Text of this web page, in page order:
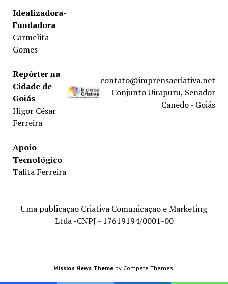
Idealizadora-
Fundadora
Carmelita
Gomes
Repórter na
Cidade de
Goiás
Higor César
Ferreira
Apoio
Tecnológico
Talita Ferreira
contato@imprensacriativa.net
Conjunto Uirapuru, Senador
Canedo - Goiás
Uma publicação Criativa Comunicação e Marketing
Ltda -CNPJ - 17619194/0001-00
Mission News Theme by Compete Themes.